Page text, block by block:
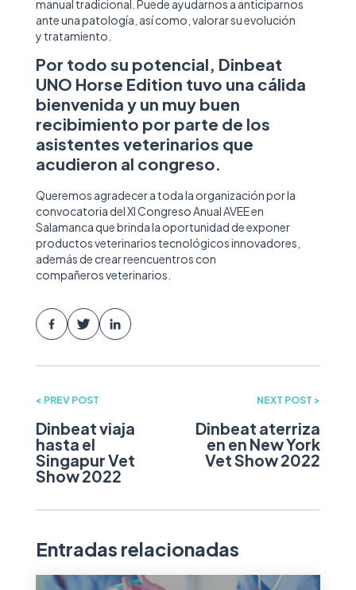
manual tradicional. Puede ayudarnos a anticiparnos
ante una patología, así como, valorar su evolución
y tratamiento.
Por todo su potencial, Dinbeat
UNO Horse Edition tuvo una cálida
bienvenida y un muy buen
recibimiento por parte de los
asistentes veterinarios que
acudieron al congreso.
Queremos agradecera toda la organización por la
convocatoria del XI Congreso Anual AVEE en
Salamanca que brinda la oportunidad de exponer
productos veterinarios tecnológicos innovadores,
además de crear reencuentros con
compañeros veterinarios.
< PREV POST
Dinbeat viaja
hasta el
Singapur Vet
Show 2022
NEXT POST >
Dinbeat aterriza
en en New York
Vet Show 2022
Entradas relacionadas